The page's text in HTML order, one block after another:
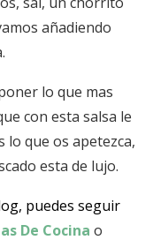
añadiendo
lo que mas
con esta salsa le
que os apetezca,
esta de lujo.
puedes seguir
De Cocina o